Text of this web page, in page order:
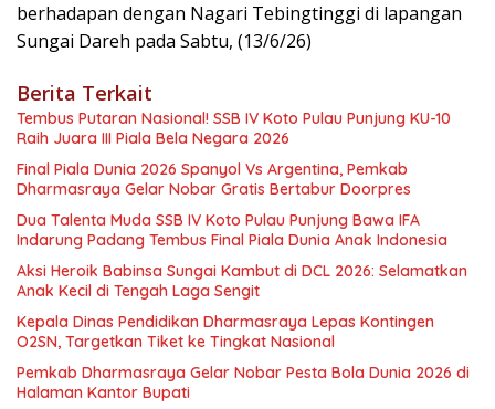
berhadapan dengan Nagari Tebingtinggi di lapangan
Sungai Dareh pada Sabtu, (13/6/26)
Berita Terkait
Tembus Putaran Nasional! SSB IV Koto Pulau Punjung KU-10
Raih Juara III Piala Bela Negara 2026
Final Piala Dunia 2026 Spanyol Vs Argentina, Pemkab
Dharmasraya Gelar Nobar Gratis Bertabur Doorpres
Dua Talenta Muda SSB IV Koto Pulau Punjung Bawa IFA
Indarung Padang Tembus Final Piala Dunia Anak Indonesia
Aksi Heroik Babinsa Sungai Kambut di DCL 2026: Selamatkan
Anak Kecil di Tengah Laga Sengit
Kepala Dinas Pendidikan Dharmasraya Lepas Kontingen
O2SN, Targetkan Tiket ke Tingkat Nasional
Pemkab Dharmasraya Gelar Nobar Pesta Bola Dunia 2026 di
Halaman Kantor Bupati